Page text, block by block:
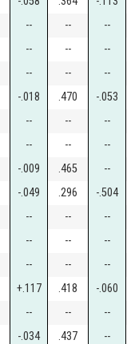
-- -- --
-- -- --
-- -- --
-.018 .470 -.053
-- -- --
-- -- --
-.009 .465 --
-.049 .296 -.504
-- -- --
-- -- --
-- -- --
+.117 .418 -.060
-- -- --
-.034 .437 --